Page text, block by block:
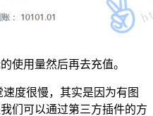
使用量然后再去充值。
速度很慢，其实是因为有图
们可以通过第三方插件的方